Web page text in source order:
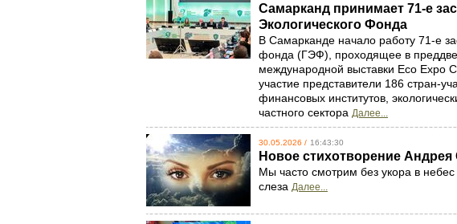
Самарканд принимает 71-е
Экологического Фонда
В Самарканде начало работу 71-е
фонда (ГЭФ), проходящее в
международной выставки Eco Expo
участие представители 186 стран-
финансовых институтов,
частного сектора Далее...
30.05.2026 / 16:43:30
Новое стихотворение
Мы часто смотрим без укора в небес
слеза Далее...